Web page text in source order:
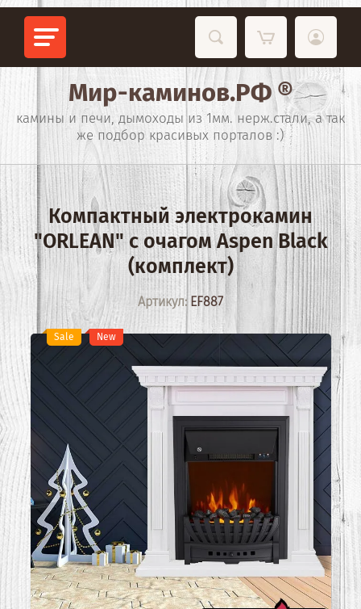
Мир-каминов.РФ ®
камины и печи, дымоходы из 1мм. нерж.стали, а так
же подбор красивых порталов :)
Компактный электрокамин
"ORLEAN" с очагом Aspen Black
(комплект)
Артикул: EF887
Sale New